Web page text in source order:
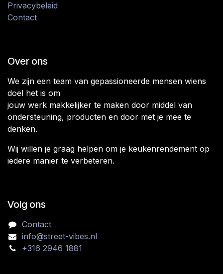
Privacybeleid
Contact
Over ons
We zijn een team van gepassioneerde mensen wiens
doel het is om
jouw werk makkelijker te maken door middel van
ondersteuning, producten en door met je mee te
denken.
Wij willen je graag helpen om je keukenrendement op
iedere manier te verbeteren.
Volg ons
Contact
info@street-vibes.nl
+316 2946 1881